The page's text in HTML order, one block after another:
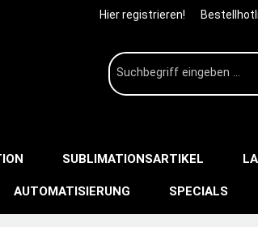
Hier registrieren!
SUBLIMATIONSARTIKEL
AUTOMATISIERUNG SPECIALS